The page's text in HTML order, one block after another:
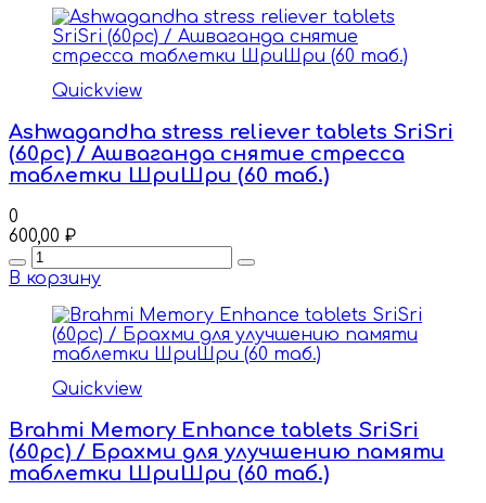
Quickview
Ashwagandha stress reliever tablets SriSri
(60pc) / Ашваганда снятие стресса
таблетки ШриШри (60 таб.)
0
600,00 ₽
Quantity
В корзину
Quickview
Brahmi Memory Enhance tablets SriSri
(60pc) / Брахми для улучшению памяти
таблетки ШриШри (60 таб.)